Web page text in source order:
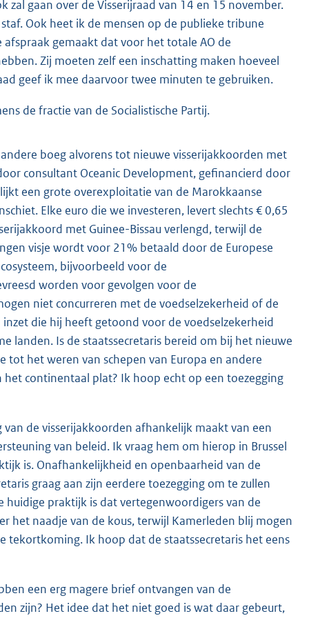
gaan over de Visserijraad van 14 en 15 november.
Ook heet ik de mensen op de publieke tribune
gemaakt dat voor het totale AO de
Zij moeten zelf een inschatting maken hoeveel
geef ik mee daarvoor twee minuten te gebruiken.
de fractie van de Socialistische Partij.
boeg alvorens tot nieuwe visserijakkoorden met
consultant Oceanic Development, gefinancierd door
een grote overexploitatie van de Marokkaanse
Elke euro die we investeren, levert slechts € 0,65
met Guinee-Bissau verlengd, terwijl de
visje wordt voor 21% betaald door de Europese
bijvoorbeeld voor de
worden voor gevolgen voor de
niet concurreren met de voedselzekerheid of de
die hij heeft getoond voor de voedselzekerheid
landen. Is de staatssecretaris bereid om bij het nieuwe
tot het weren van schepen van Europa en andere
continentaal plat? Ik hoop echt op een toezegging
de visserijakkoorden afhankelijk maakt van een
van beleid. Ik vraag hem om hierop in Brussel
is. Onafhankelijkheid en openbaarheid van de
graag aan zijn eerdere toezegging om te zullen
praktijk is dat vertegenwoordigers van de
het naadje van de kous, terwijl Kamerleden blij mogen
tekortkoming. Ik hoop dat de staatssecretaris het eens
een erg magere brief ontvangen van de
zijn? Het idee dat het niet goed is wat daar gebeurt,